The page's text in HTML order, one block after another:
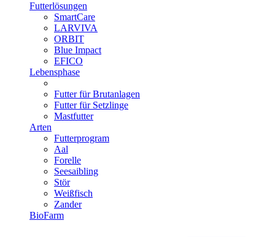
Futterlösungen
SmartCare
LARVIVA
ORBIT
Blue Impact
EFICO
Lebensphase
Futter für Brutanlagen
Futter für Setzlinge
Mastfutter
Arten
Futterprogram
Aal
Forelle
Seesaibling
Stör
Weißfisch
Zander
BioFarm